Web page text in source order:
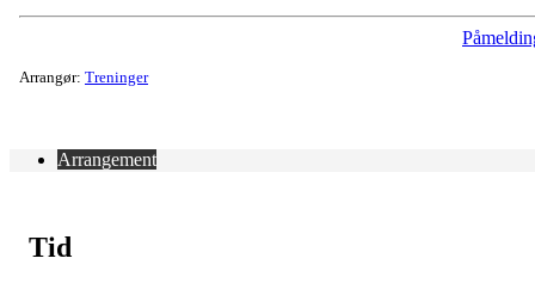
Arrangør: Treninger
Arrangement
Tid